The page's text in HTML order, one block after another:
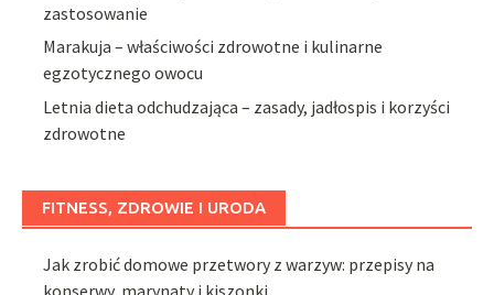
zastosowanie
Marakuja – właściwości zdrowotne i kulinarne
egzotycznego owocu
Letnia dieta odchudzająca – zasady, jadłospis i korzyści
zdrowotne
FITNESS, ZDROWIE I URODA
Jak zrobić domowe przetwory z warzyw: przepisy na
konserwy, marynaty i kiszonki